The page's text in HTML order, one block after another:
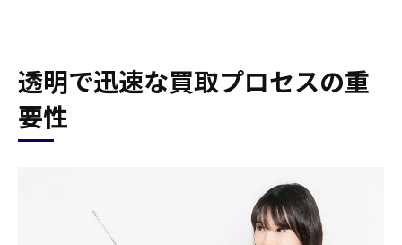
透明で迅速な買取プロセスの重
要性